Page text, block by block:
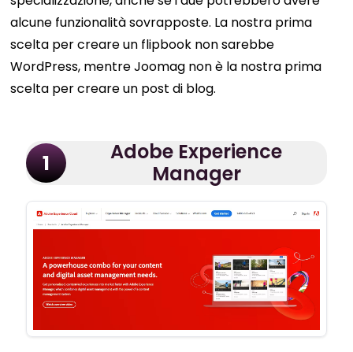
alcune funzionalità sovrapposte. La nostra prima
scelta per creare un flipbook non sarebbe
WordPress, mentre Joomag non è la nostra prima
scelta per creare un post di blog.
1
Adobe Experience
Manager